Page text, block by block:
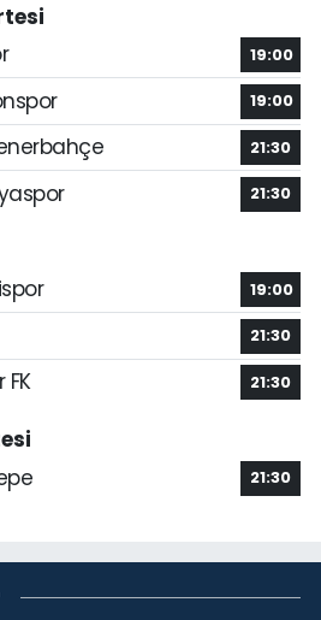
19:00
19:00
21:30
21:30
19:00
21:30
21:30
21:30